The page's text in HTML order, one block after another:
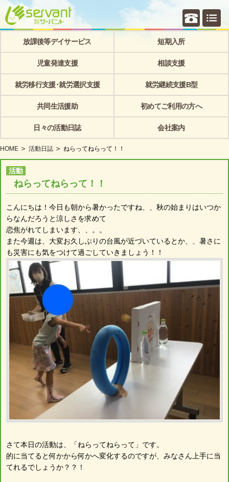
個別相
放課後等デイサービス 短期入所
児童発達支援 相談支援
就労移行支援･就労選択支援 就労継続支援B型
共同生活援助 初めてご利用の方へ
日々の活動日誌 会社案内
HOME 活動日誌 ねらってねらって！！
活動
ねらってねらって！！
こんにちは！今日も朝から暑かったですね、、秋の始まりはいつか
らなんだろうと涼しさを求めて
恋焦がれてしまいます、、。。
また今週は、大変お久しぶりの台風が近づいているとか、、暑さに
も災害にも気をつけて過ごしていきましょう！！
さて本日の活動は、「ねらってねらって」です。
的に当てると何かから何かへ変化するのですが、みなさん上手に当
てれるでしょうか？？！